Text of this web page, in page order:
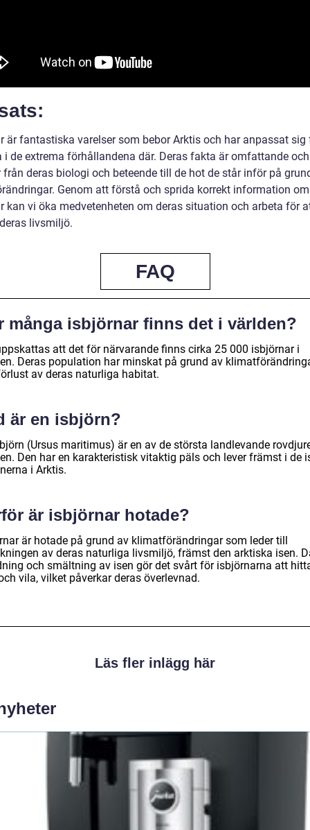
är fantastiska varelser som bebor Arktis och har anpassat sig
i de extrema förhållandena där. Deras fakta är omfattande och
från deras biologi och beteende till de hot de står inför på
Genom att förstå och sprida korrekt information om
kan vi öka medvetenheten om deras situation och arbeta för
livsmiljö.
FAQ
många isbjörnar finns det i världen?
att det för närvarande finns cirka 25 000 isbjörnar i
Deras population har minskat på grund av
av deras naturliga habitat.
är en isbjörn?
(Ursus maritimus) är en av de största landlevande
Den har en karakteristisk vitaktig päls och lever främst i de
i Arktis.
är isbjörnar hotade?
är hotade på grund av klimatförändringar som leder till
av deras naturliga livsmiljö, främst den arktiska isen.
och smältning av isen gör det svårt för isbjörnarna att
vila, vilket påverkar deras överlevnad.
Läs fler inlägg här